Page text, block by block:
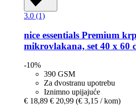
3.0 (1)
nice essentials Premium
mikrovlakana, set 40 x 60
-10%
390 GSM
Za dvostranu upotrebu
Iznimno upijajuće
€ 18,89 € 20,99 (€ 3,15 / kom)